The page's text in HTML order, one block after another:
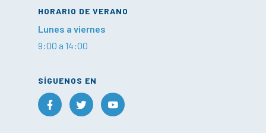
HORARIO DE VERANO
Lunes a viernes
9:00 a 14:00
SÍGUENOS EN